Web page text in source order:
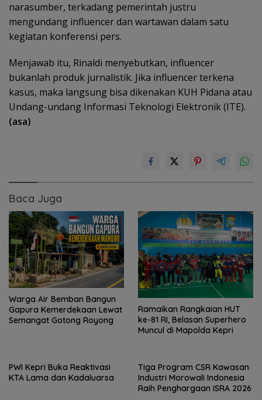
narasumber, terkadang pemerintah justru
mengundang influencer dan wartawan dalam satu
kegiatan konferensi pers.
Menjawab itu, Rinaldi menyebutkan, influencer
bukanlah produk jurnalistik. Jika influencer terkena
kasus, maka langsung bisa dikenakan KUH Pidana atau
Undang-undang Informasi Teknologi Elektronik (ITE).
(asa)
Baca Juga
Warga Air Bemban Bangun
Gapura Kemerdekaan Lewat
Semangat Gotong Royong
Ramaikan Rangkaian HUT
ke-81 RI, Belasan Superhero
Muncul di Mapolda Kepri
PWI Kepri Buka Reaktivasi
KTA Lama dan Kadaluarsa
Tiga Program CSR Kawasan
Industri Morowali Indonesia
Raih Penghargaan ISRA 2026